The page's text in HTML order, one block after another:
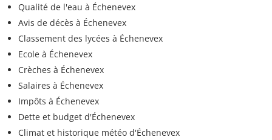
Qualité de l'eau à Échenevex
Avis de décès à Échenevex
Classement des lycées à Échenevex
Ecole à Échenevex
Crèches à Échenevex
Salaires à Échenevex
Impôts à Échenevex
Dette et budget d'Échenevex
Climat et historique météo d'Échenevex